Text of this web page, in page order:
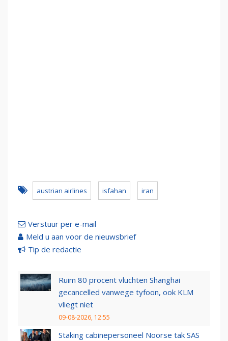
austrian airlines isfahan iran
Verstuur per e-mail
Meld u aan voor de nieuwsbrief
Tip de redactie
Ruim 80 procent vluchten Shanghai
gecancelled vanwege tyfoon, ook KLM
vliegt niet
09-08-2026, 12:55
Staking cabinepersoneel Noorse tak SAS